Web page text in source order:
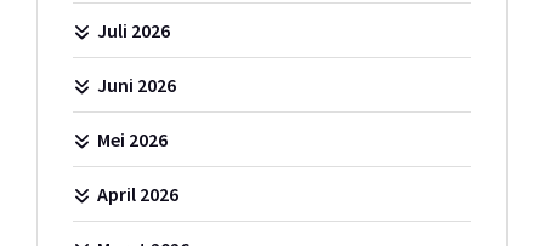
Juli 2026
Juni 2026
Mei 2026
April 2026